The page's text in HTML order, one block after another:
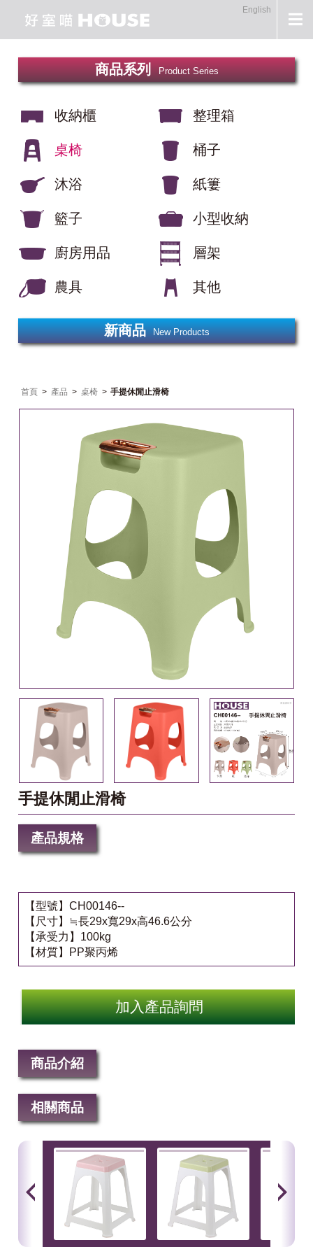
English
商品系列 Product Series
收納櫃 整理箱
桌椅 桶子
沐浴 紙簍
籃子 小型收納
廚房用品 層架
農具 其他
新商品 New Products
首頁 > 產品 > 桌椅 > 手提休閒止滑椅
手提休閒止滑椅
產品規格
【型號】CH00146--
【尺寸】≒長29x寬29x高46.6公分
【承受力】100kg
【材質】PP聚丙烯
加入產品詢問
商品介紹
相關商品